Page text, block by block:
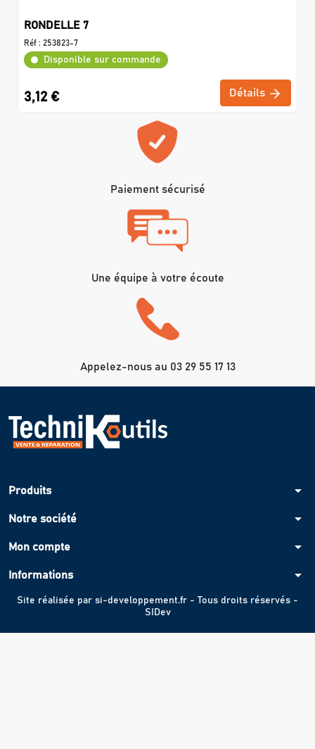
RONDELLE 7
Réf : 253823-7
Disponible sur commande
3,12 € Détails
Paiement sécurisé
Une équipe à votre écoute
Appelez-nous au 03 29 55 17 13
Produits arrow_drop_down
Notre société arrow_drop_down
Mon compte arrow_drop_down
Informations arrow_drop_down
Site réalisée par si-developpement.fr - Tous droits réservés -
SIDev